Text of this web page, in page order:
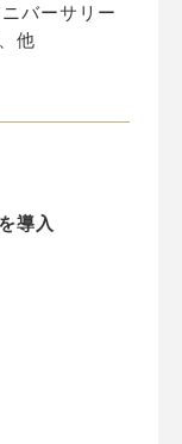
バーサリー
他
導入